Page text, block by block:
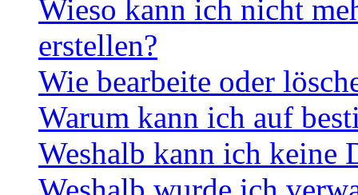
Wieso kann ich nicht
erstellen?
Wie bearbeite oder
Warum kann ich auf
Weshalb kann ich keine